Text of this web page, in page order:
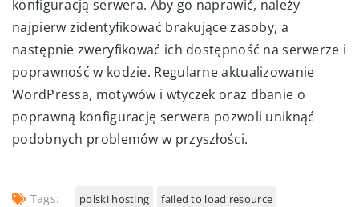
konfiguracją serwera. Aby go naprawić, należy
najpierw zidentyfikować brakujące zasoby, a
następnie zweryfikować ich dostępność na serwerze i
poprawność w kodzie. Regularne aktualizowanie
WordPressa, motywów i wtyczek oraz dbanie o
poprawną konfigurację serwera pozwoli uniknąć
podobnych problemów w przyszłości.
Tags: polski hosting failed to load resource